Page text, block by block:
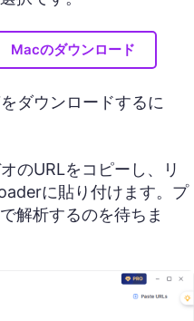
Macのダウンロード
ダウンロードするに
のURLをコピーし、リ
に貼り付けます。プ
解析するのを待ちま